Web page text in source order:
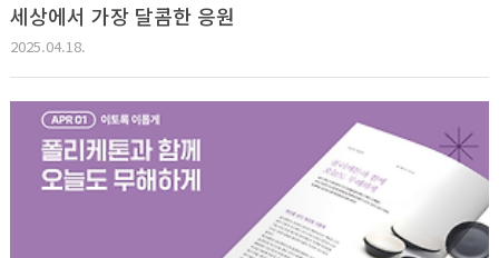
세상에서 가장 달콤한 응원
2025.04.18.